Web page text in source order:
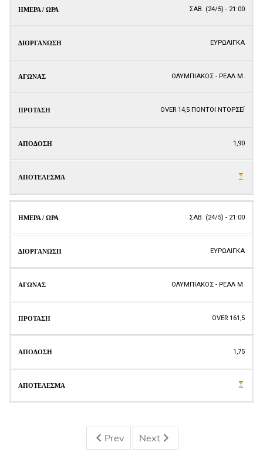
ΣΑΒ. (24/5) - 21:00
ΕΥΡΩΛΙΓΚΑ
ΟΛΥΜΠΙΑΚΟΣ - ΡΕΑΛ Μ.
OVER 14,5 ΠΟΝΤΟΙ ΝΤΟΡΣΕΪ
1,90
ΣΑΒ. (24/5) - 21:00
ΕΥΡΩΛΙΓΚΑ
ΟΛΥΜΠΙΑΚΟΣ - ΡΕΑΛ Μ.
OVER 161,5
1,75
Prev Next